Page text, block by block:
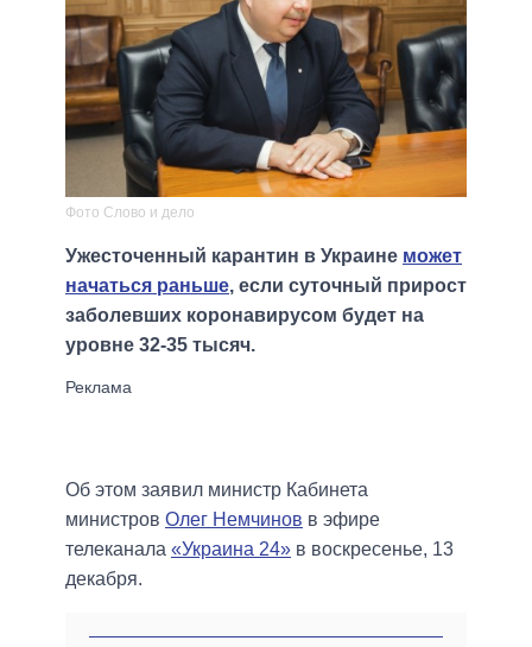
Фото Слово и дело
Ужесточенный карантин в Украине может
начаться раньше, если суточный прирост
заболевших коронавирусом будет на
уровне 32-35 тысяч.
Об этом заявил министр Кабинета
министров Олег Немчинов в эфире
телеканала «Украина 24» в воскресенье, 13
декабря.